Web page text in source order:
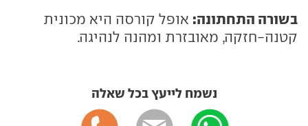
בשורה התחתונה: אופל קורסה היא מכונית
קטנה-חזקה, מאובזרת ומהנה לנהיגה.
נשמח לייעץ בכל שאלה